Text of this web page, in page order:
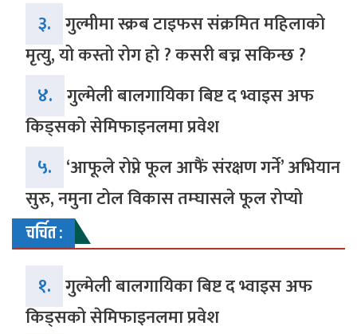
३. गुल्मीमा स्क्रब टाइफस संक्रमित महिलाको
मृत्यु, यो कस्तो रोग हो ? कसरी बच्न सकिन्छ ?
४. गुल्मेली बालगायिका बिष्ट द भ्वाइस अफ
किड्सको सेमिफाइनलमा प्रवेश
५. ‘आफूले रोप्ने फूल आफैं संरक्षण गर्ने’ अभियान
सुरु, नमुना टोल विकास तम्घासले फूल रोप्यो
चर्चित :
१. गुल्मेली बालगायिका बिष्ट द भ्वाइस अफ
किड्सको सेमिफाइनलमा प्रवेश